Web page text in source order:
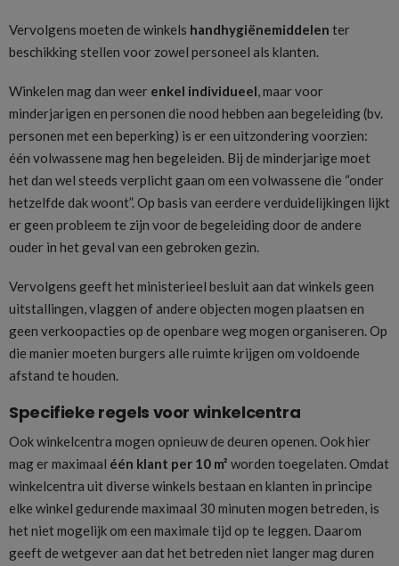
Vervolgens moeten de winkels handhygiënemiddelen ter
beschikking stellen voor zowel personeel als klanten.
Winkelen mag dan weer enkel individueel, maar voor
minderjarigen en personen die nood hebben aan begeleiding (bv.
personen met een beperking) is er een uitzondering voorzien:
één volwassene mag hen begeleiden. Bij de minderjarige moet
het dan wel steeds verplicht gaan om een volwassene die “onder
hetzelfde dak woont”. Op basis van eerdere verduidelijkingen lijkt
er geen probleem te zijn voor de begeleiding door de andere
ouder in het geval van een gebroken gezin.
Vervolgens geeft het ministerieel besluit aan dat winkels geen
uitstallingen, vlaggen of andere objecten mogen plaatsen en
geen verkoopacties op de openbare weg mogen organiseren. Op
die manier moeten burgers alle ruimte krijgen om voldoende
afstand te houden.
Specifieke regels voor winkelcentra
Ook winkelcentra mogen opnieuw de deuren openen. Ook hier
mag er maximaal één klant per 10 m² worden toegelaten. Omdat
winkelcentra uit diverse winkels bestaan en klanten in principe
elke winkel gedurende maximaal 30 minuten mogen betreden, is
het niet mogelijk om een maximale tijd op te leggen. Daarom
geeft de wetgever aan dat het betreden niet langer mag duren